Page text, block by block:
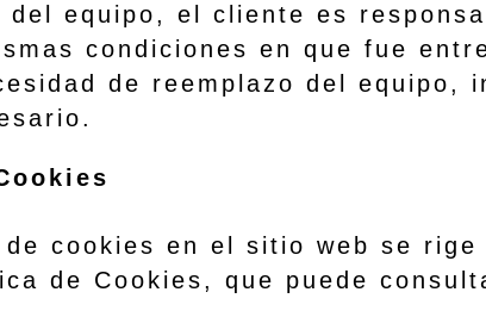
equipo, el cliente es
condiciones en que fue
de reemplazo del equipo,
cookies en el sitio web se rige
de Cookies, que puede